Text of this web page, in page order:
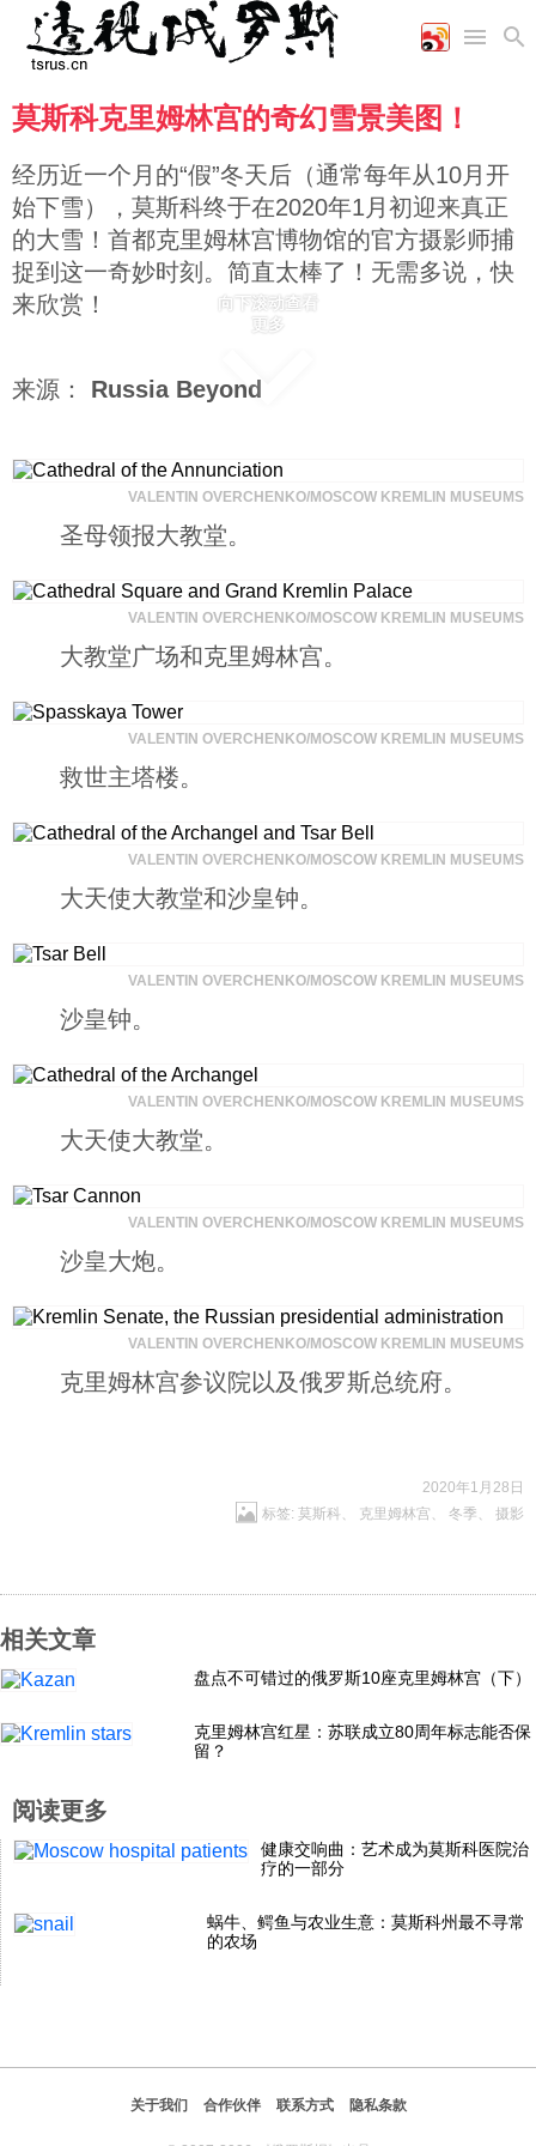
首页
国际
时政
空军
海军
陆军
军事合作
财经
商业
工业
能源
农业
科技
社会
文化
文艺
教育
美食
娱乐
旅游
视听
图片新闻
高清图片
漫画
视频
图表
莫斯科克里姆林宫的奇幻雪景美图！
经历近一个月的“假”冬天后（通常每年从10月开
始下雪），莫斯科终于在2020年1月初迎来真正
的大雪！首都克里姆林宫博物馆的官方摄影师捕
捉到这一奇妙时刻。简直太棒了！无需多说，快
来欣赏！
来源： Russia Beyond
向下滚动查看
更多
VALENTIN OVERCHENKO/MOSCOW KREMLIN MUSEUMS
圣母领报大教堂。
VALENTIN OVERCHENKO/MOSCOW KREMLIN MUSEUMS
大教堂广场和克里姆林宫。
VALENTIN OVERCHENKO/MOSCOW KREMLIN MUSEUMS
救世主塔楼。
VALENTIN OVERCHENKO/MOSCOW KREMLIN MUSEUMS
大天使大教堂和沙皇钟。
VALENTIN OVERCHENKO/MOSCOW KREMLIN MUSEUMS
沙皇钟。
VALENTIN OVERCHENKO/MOSCOW KREMLIN MUSEUMS
大天使大教堂。
VALENTIN OVERCHENKO/MOSCOW KREMLIN MUSEUMS
沙皇大炮。
VALENTIN OVERCHENKO/MOSCOW KREMLIN MUSEUMS
克里姆林宫参议院以及俄罗斯总统府。
2020年1月28日
标签: 莫斯科 、 克里姆林宫 、 冬季 、 摄影
相关文章
盘点不可错过的俄罗斯10座克里姆林宫（下）
克里姆林宫红星：苏联成立80周年标志能否保
留？
阅读更多
健康交响曲：艺术成为莫斯科医院治
疗的一部分
蜗牛、鳄鱼与农业生意：莫斯科州最不寻常
的农场
关于我们 合作伙伴 联系方式 隐私条款